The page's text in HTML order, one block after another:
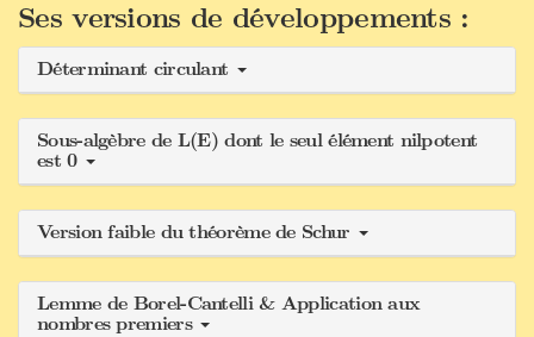
Ses versions de développements :
Déterminant circulant
Sous-algèbre de L(E) dont le seul élément nilpotent
est 0
Version faible du théorème de Schur
Lemme de Borel-Cantelli & Application aux
nombres premiers